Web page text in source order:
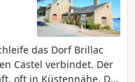
das Dorf Brillac
Castel verbindet. Der
oft in Küstennähe. Der